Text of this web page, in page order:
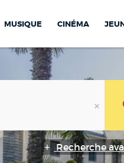
MUSIQUE CINÉMA
Recherche